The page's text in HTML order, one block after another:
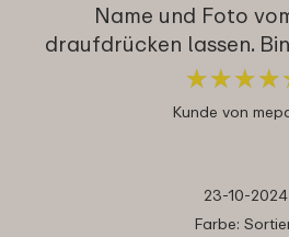
Name und Foto
draufdrücken lassen.
★★★★
★★★★
Kunde von
23-10-2024
Farbe: